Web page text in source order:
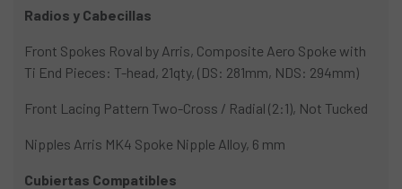
Radios y Cabecillas
Front Spokes Roval by Arris, Composite Aero Spoke with
Ti End Pieces: T-head, 21qty, (DS: 281mm, NDS: 294mm)
Front Lacing Pattern Two-Cross / Radial (2:1), Not Tucked
Nipples Arris MK4 Spoke Nipple Alloy, 6 mm
Cubiertas Compatibles